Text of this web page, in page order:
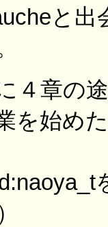
と
４章の
を始め